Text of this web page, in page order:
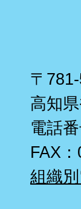
〒
高知
電話
FAX
組織